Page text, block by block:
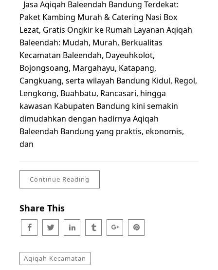
Jasa Aqiqah Baleendah Bandung Terdekat:
Paket Kambing Murah & Catering Nasi Box
Lezat, Gratis Ongkir ke Rumah Layanan Aqiqah
Baleendah: Mudah, Murah, Berkualitas
Kecamatan Baleendah, Dayeuhkolot,
Bojongsoang, Margahayu, Katapang,
Cangkuang, serta wilayah Bandung Kidul, Regol,
Lengkong, Buahbatu, Rancasari, hingga
kawasan Kabupaten Bandung kini semakin
dimudahkan dengan hadirnya Aqiqah
Baleendah Bandung yang praktis, ekonomis,
dan
Continue Reading
Share This
Aqiqah Kecamatan